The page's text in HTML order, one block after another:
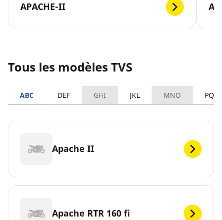
APACHE-II
Tous les modèles TVS
ABC DEF GHI JKL MNO PQRS
Apache II
Apache RTR 160 fi